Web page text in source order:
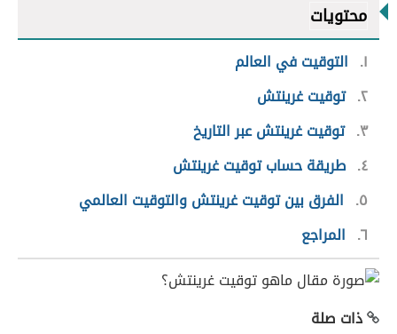
محتويات
١
التوقيت في العالم
٢ توقيت غرينتش
٣ توقيت غرينتش عبر التاريخ
٤ طريقة حساب توقيت غرينتش
٥
الفرق بين توقيت غرينتش والتوقيت العالمي
٦ المراجع
ذات صلة